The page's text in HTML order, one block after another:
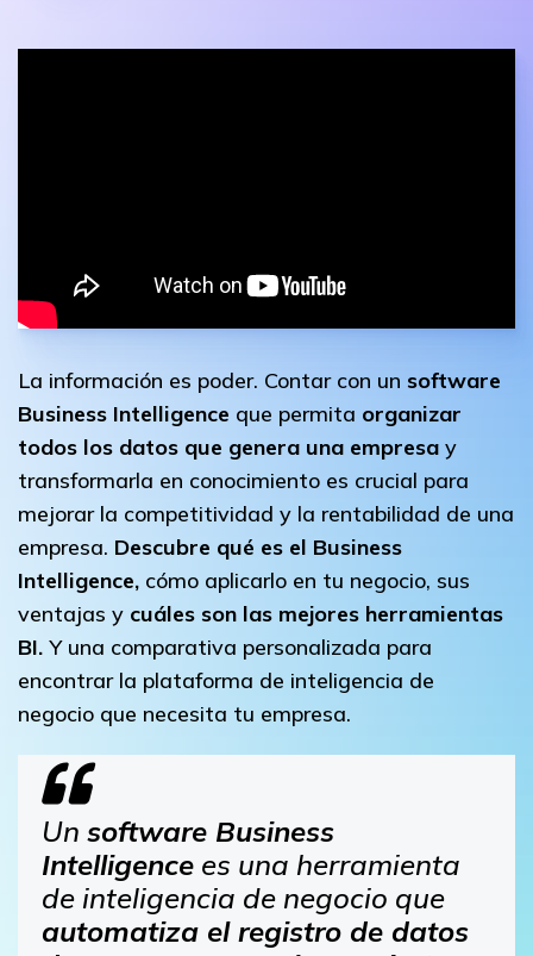
La información es poder. Contar con un software
Business Intelligence que permita organizar
todos los datos que genera una empresa y
transformarla en conocimiento es crucial para
mejorar la competitividad y la rentabilidad de una
empresa. Descubre qué es el Business
Intelligence, cómo aplicarlo en tu negocio, sus
ventajas y cuáles son las mejores herramientas
BI. Y una comparativa personalizada para
encontrar la plataforma de inteligencia de
negocio que necesita tu empresa.
Un software Business
Intelligence es una herramienta
de inteligencia de negocio que
automatiza el registro de datos